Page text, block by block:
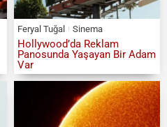
Feryal Tuğal Sinema
Hollywood’da Reklam
Panosunda Yaşayan Bir Adam
Var